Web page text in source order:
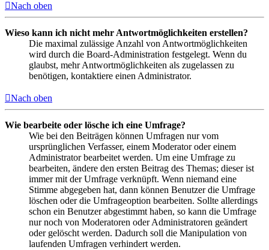
Nach oben
Wieso kann ich nicht mehr Antwortmöglichkeiten erstellen?
Die maximal zulässige Anzahl von Antwortmöglichkeiten
wird durch die Board-Administration festgelegt. Wenn du
glaubst, mehr Antwortmöglichkeiten als zugelassen zu
benötigen, kontaktiere einen Administrator.
Nach oben
Wie bearbeite oder lösche ich eine Umfrage?
Wie bei den Beiträgen können Umfragen nur vom
ursprünglichen Verfasser, einem Moderator oder einem
Administrator bearbeitet werden. Um eine Umfrage zu
bearbeiten, ändere den ersten Beitrag des Themas; dieser ist
immer mit der Umfrage verknüpft. Wenn niemand eine
Stimme abgegeben hat, dann können Benutzer die Umfrage
löschen oder die Umfrageoption bearbeiten. Sollte allerdings
schon ein Benutzer abgestimmt haben, so kann die Umfrage
nur noch von Moderatoren oder Administratoren geändert
oder gelöscht werden. Dadurch soll die Manipulation von
laufenden Umfragen verhindert werden.